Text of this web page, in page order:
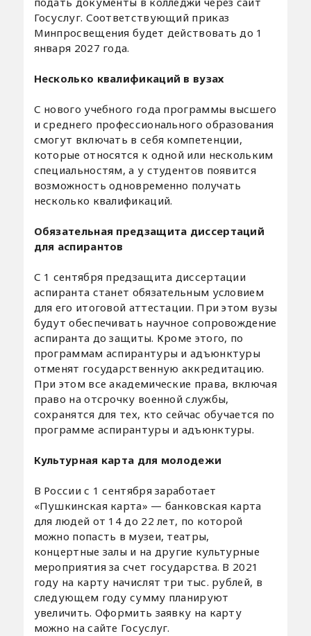
Госуслуг. Соответствующий приказ
Минпросвещения будет действовать до 1
января 2027 года.
Несколько квалификаций в вузах
С нового учебного года программы высшего
и среднего профессионального образования
смогут включать в себя компетенции,
которые относятся к одной или нескольким
специальностям, а у студентов появится
возможность одновременно получать
несколько квалификаций.
Обязательная предзащита диссертаций
для аспирантов
С 1 сентября предзащита диссертации
аспиранта станет обязательным условием
для его итоговой аттестации. При этом вузы
будут обеспечивать научное сопровождение
аспиранта до защиты. Кроме этого, по
программам аспирантуры и адъюнктуры
отменят государственную аккредитацию.
При этом все академические права, включая
право на отсрочку военной службы,
сохранятся для тех, кто сейчас обучается по
программе аспирантуры и адъюнктуры.
Культурная карта для молодежи
В России с 1 сентября заработает
«Пушкинская карта» — банковская карта
для людей от 14 до 22 лет, по которой
можно попасть в музеи, театры,
концертные залы и на другие культурные
мероприятия за счет государства. В 2021
году на карту начислят три тыс. рублей, в
следующем году сумму планируют
увеличить. Оформить заявку на карту
можно на сайте Госуслуг.